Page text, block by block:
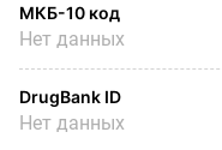
МКБ-10 код
Нет данных
DrugBank ID
Нет данных